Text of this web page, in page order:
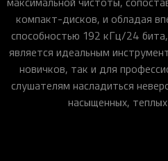
компакт-дисков, и обладая
способностью 192 кГц/24
является идеальным
новичков, так и для
слушателям насладиться
насыщенных,